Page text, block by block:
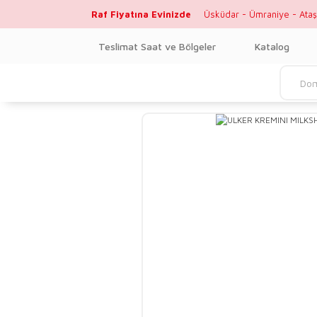
Raf Fiyatına Evinizde Üsküdar - Ümraniye -
Teslimat Saat ve Bölgeler Katalog